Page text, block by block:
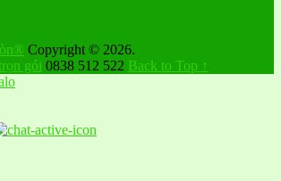
Copyright © 2026.
gói 0838 512 522 Back to Top ↑